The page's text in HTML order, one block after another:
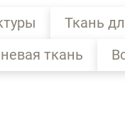
Ткань
ткань